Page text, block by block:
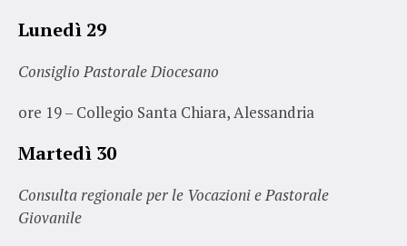
Lunedì 29
Consiglio Pastorale Diocesano
ore 19 – Collegio Santa Chiara, Alessandria
Martedì 30
Consulta regionale per le Vocazioni e Pastorale
Giovanile